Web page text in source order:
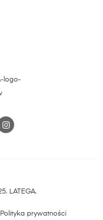
LATEGA.
Polityka prywatności